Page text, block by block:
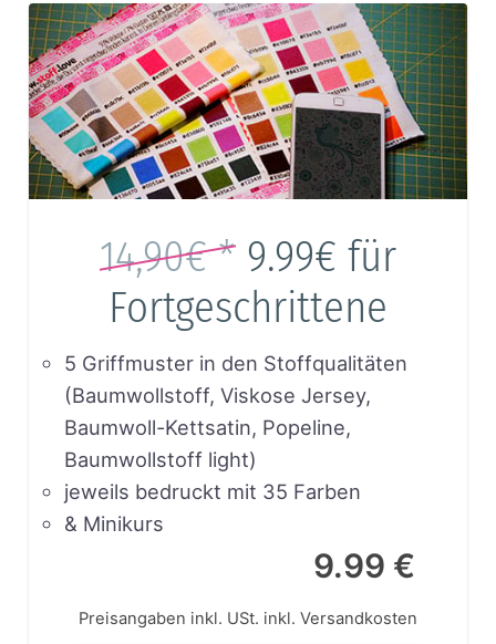
14,90€ * 9.99€ für
Fortgeschrittene
5 Griffmuster in den Stoffqualitäten
(Baumwollstoff, Viskose Jersey,
Baumwoll-Kettsatin, Popeline,
Baumwollstoff light)
jeweils bedruckt mit 35 Farben
& Minikurs
9.99 €
Preisangaben inkl. USt. inkl. Versandkosten